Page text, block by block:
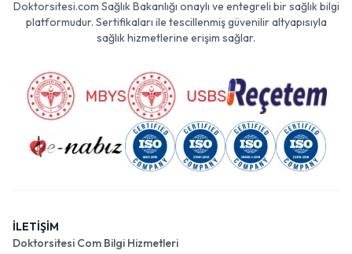
Doktorsitesi.com Sağlık Bakanlığı onaylı ve entegreli bir sağlık bilgi
platformudur. Sertifikaları ile tescillenmiş güvenilir altyapısıyla
sağlık hizmetlerine erişim sağlar.
İLETİŞİM
Doktorsitesi Com Bilgi Hizmetleri